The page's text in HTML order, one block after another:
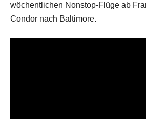
wöchentlichen Nonstop-Flüge ab
Condor nach Baltimore.